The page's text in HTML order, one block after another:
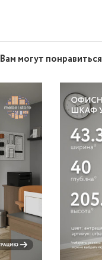
Вам могут понравиться